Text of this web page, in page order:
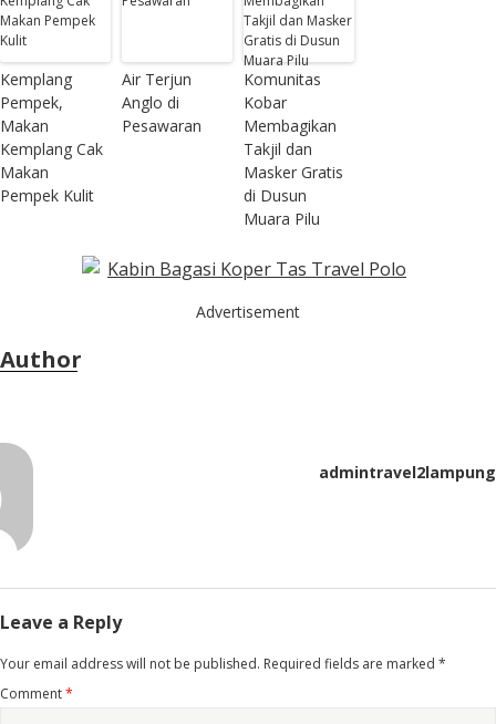
Kemplang
Pempek,
Makan
Kemplang Cak
Makan
Pempek Kulit
Air Terjun
Anglo di
Pesawaran
Komunitas
Kobar
Membagikan
Takjil dan
Masker Gratis
di Dusun
Muara Pilu
Advertisement
Author
admintravel2lampung
Leave a Reply
Your email address will not be published. Required fields are marked *
Comment*